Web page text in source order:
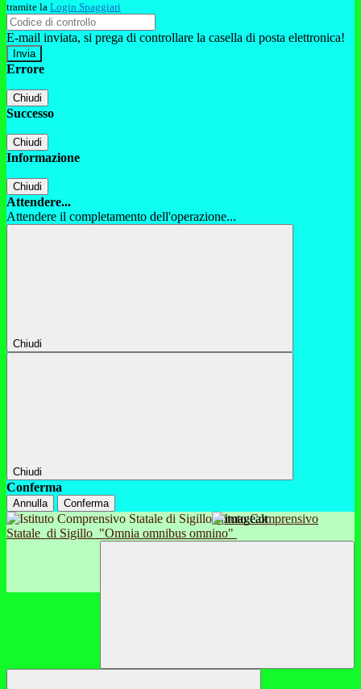
tramite la Login Spaggiari
E-mail inviata, si prega di controllare la casella di posta elettronica!
Errore
Chiudi
Successo
Chiudi
Informazione
Chiudi
Attendere...
Attendere il completamento dell'operazione...
Chiudi
Chiudi
Conferma
Annulla Conferma
Istituto Comprensivo
Statale di Sigillo "Omnia omnibus omnino"